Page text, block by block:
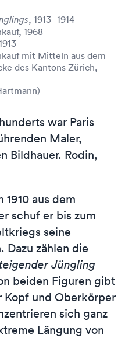
, 1913–1914
1968
mit Mitteln aus dem
des Kantons Zürich,
war Paris
Maler,
Bildhauer. Rodin,
aus dem
schuf er bis zum
seine
Dazu zählen die
Jüngling
beiden Figuren gibt
Kopf und Oberkörper
sich ganz
Längung von